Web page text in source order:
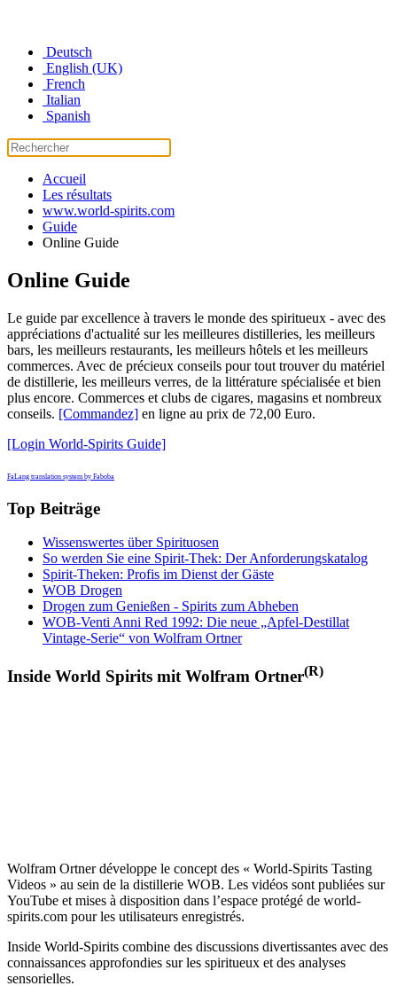
Deutsch
English (UK)
French
Italian
Spanish
Accueil
Les résultats
www.world-spirits.com
Guide
Online Guide
Online Guide
Le guide par excellence à travers le monde des spiritueux - avec des
appréciations d'actualité sur les meilleures distilleries, les meilleurs
bars, les meilleurs restaurants, les meilleurs hôtels et les meilleurs
commerces. Avec de précieux conseils pour tout trouver du matériel
de distillerie, les meilleurs verres, de la littérature spécialisée et bien
plus encore. Commerces et clubs de cigares, magasins et nombreux
conseils. [Commandez] en ligne au prix de 72,00 Euro.
[Login World-Spirits Guide]
FaLang translation system by Faboba
Top Beiträge
Wissenswertes über Spirituosen
So werden Sie eine Spirit-Thek: Der Anforderungskatalog
Spirit-Theken: Profis im Dienst der Gäste
WOB Drogen
Drogen zum Genießen - Spirits zum Abheben
WOB-Venti Anni Red 1992: Die neue „Apfel-Destillat
Vintage-Serie“ von Wolfram Ortner
Inside World Spirits mit Wolfram Ortner(R)
Wolfram Ortner développe le concept des « World-Spirits Tasting
Videos » au sein de la distillerie WOB. Les vidéos sont publiées sur
YouTube et mises à disposition dans l’espace protégé de world-
spirits.com pour les utilisateurs enregistrés.
Inside World-Spirits combine des discussions divertissantes avec des
connaissances approfondies sur les spiritueux et des analyses
sensorielles.